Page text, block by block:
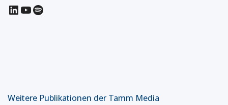
LinkedIn
YouTube
Spotify
Weitere Publikationen der Tamm Media